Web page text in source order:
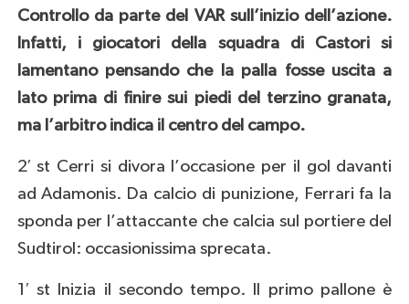
Controllo da parte del VAR sull’inizio dell’azione.
Infatti, i giocatori della squadra di Castori si
lamentano pensando che la palla fosse uscita a
lato prima di finire sui piedi del terzino granata,
ma l’arbitro indica il centro del campo.
2′ st Cerri si divora l’occasione per il gol davanti
ad Adamonis. Da calcio di punizione, Ferrari fa la
sponda per l’attaccante che calcia sul portiere del
Sudtirol: occasionissima sprecata.
1′ st Inizia il secondo tempo. Il primo pallone è